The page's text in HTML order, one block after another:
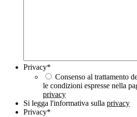
Privacy*
Consenso al trattamento
le condizioni espresse nella
privacy
Si legga l'informativa sulla privacy
Privacy*